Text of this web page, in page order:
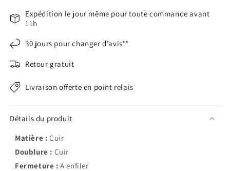
larges
H
Anita
larges
Anita
Expédition le jour même pour toute commande avant
11h
30 jours pour changer d’avis**
Retour gratuit
Livraison offerte en point relais
Détails du produit
Matière : Cuir
Doublure : Cuir
Fermeture :A enfiler